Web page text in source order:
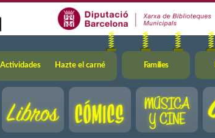
Actividades Hazte el carné Famílies